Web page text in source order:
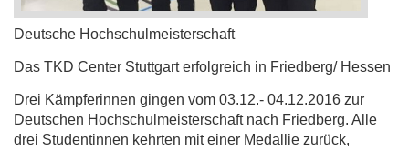
Deutsche Hochschulmeisterschaft
Das TKD Center Stuttgart erfolgreich in Friedberg/ Hessen
Drei Kämpferinnen gingen vom 03.12.- 04.12.2016 zur
Deutschen Hochschulmeisterschaft nach Friedberg. Alle
drei Studentinnen kehrten mit einer Medallie zurück,